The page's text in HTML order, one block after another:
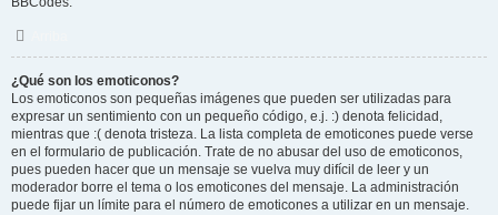
¿Qué son los emoticonos?
Los emoticonos son pequeñas imágenes que pueden ser utilizadas para
expresar un sentimiento con un pequeño código, e.j. :) denota felicidad,
mientras que :( denota tristeza. La lista completa de emoticones puede verse
en el formulario de publicación. Trate de no abusar del uso de emoticonos,
pues pueden hacer que un mensaje se vuelva muy difícil de leer y un
moderador borre el tema o los emoticones del mensaje. La administración
puede fijar un límite para el número de emoticones a utilizar en un mensaje.